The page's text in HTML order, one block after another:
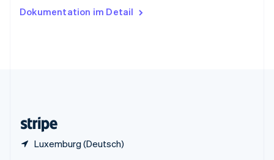
Dokumentation im Detail
Luxemburg (Deutsch)
English